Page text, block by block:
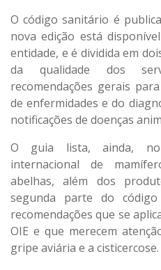
O código sanitário é
nova edição está
entidade, e é dividida em
da qualidade dos
recomendações gerais
de enfermidades e do
notificações de doenças
O guia lista, ainda,
internacional de
abelhas, além dos
segunda parte do
recomendações que se
OIE e que merecem
gripe aviária e a cisticercose.